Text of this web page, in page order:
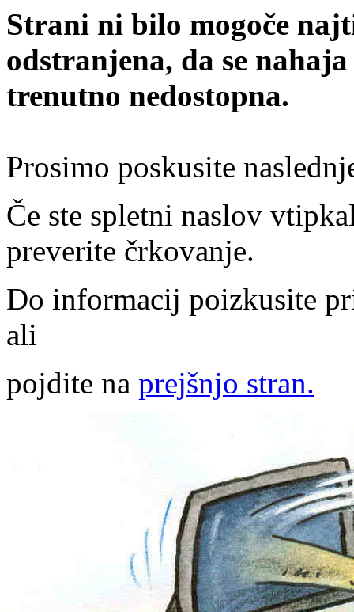
Strani ni bilo mogoče
odstranjena, da se
trenutno nedostopna.
Prosimo poskusite
Če ste spletni naslov
preverite črkovanje.
Do informacij poizkusite
ali
pojdite na prejšnjo stran.